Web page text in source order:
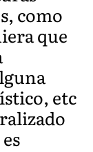
como
que
etc